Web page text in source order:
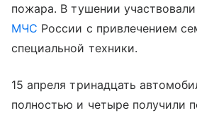
пожара. В тушении
МЧС России с привлечением
специальной техники.
15 апреля тринадцать
полностью и четыре получили